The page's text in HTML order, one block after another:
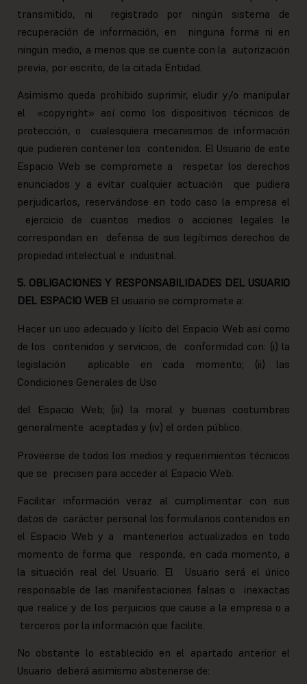
transmitido, ni registrado por ningún sistema de
recuperación de información, en ninguna forma ni en
ningún medio, a menos que se cuente con la autorización
previa, por escrito, de la citada Entidad.
Asimismo queda prohibido suprimir, eludir y/o manipular
el «copyright» así como los dispositivos técnicos de
protección, o cualesquiera mecanismos de información
que pudieren contener los contenidos. El Usuario de este
Espacio Web se compromete a respetar los derechos
enunciados y a evitar cualquier actuación que pudiera
perjudicarlos, reservándose en todo caso la empresa el
ejercicio de cuantos medios o acciones legales le
correspondan en defensa de sus legítimos derechos de
propiedad intelectual e industrial.
5. OBLIGACIONES Y RESPONSABILIDADES DEL USUARIO
DEL ESPACIO WEB El usuario se compromete a:
Hacer un uso adecuado y lícito del Espacio Web así como
de los contenidos y servicios, de conformidad con: (i) la
legislación aplicable en cada momento; (ii) las
Condiciones Generales de Uso
del Espacio Web; (iii) la moral y buenas costumbres
generalmente aceptadas y (iv) el orden público.
Proveerse de todos los medios y requerimientos técnicos
que se precisen para acceder al Espacio Web.
Facilitar información veraz al cumplimentar con sus
datos de carácter personal los formularios contenidos en
el Espacio Web y a mantenerlos actualizados en todo
momento de forma que responda, en cada momento, a
la situación real del Usuario. El Usuario será el único
responsable de las manifestaciones falsas o inexactas
que realice y de los perjuicios que cause a la empresa o a
terceros por la información que facilite.
No obstante lo establecido en el apartado anterior el
Usuario deberá asimismo abstenerse de: